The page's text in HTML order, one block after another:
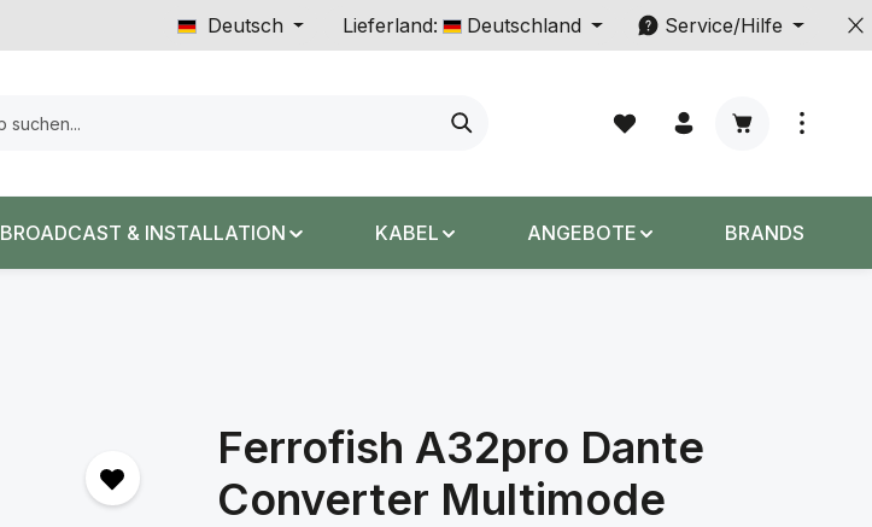
Deutsch Lieferland: Deutschland Service/Hilfe
Warenkorb
BROADCAST & INSTALLATION KABEL ANGEBOTE BRANDS
Ferrofish A32pro Dante
Converter Multimode